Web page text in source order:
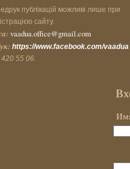
публікацій можливі лише при
сайту.
vaadua.office@gmail.com
https://www.facebook.com/vaadua
55 06.